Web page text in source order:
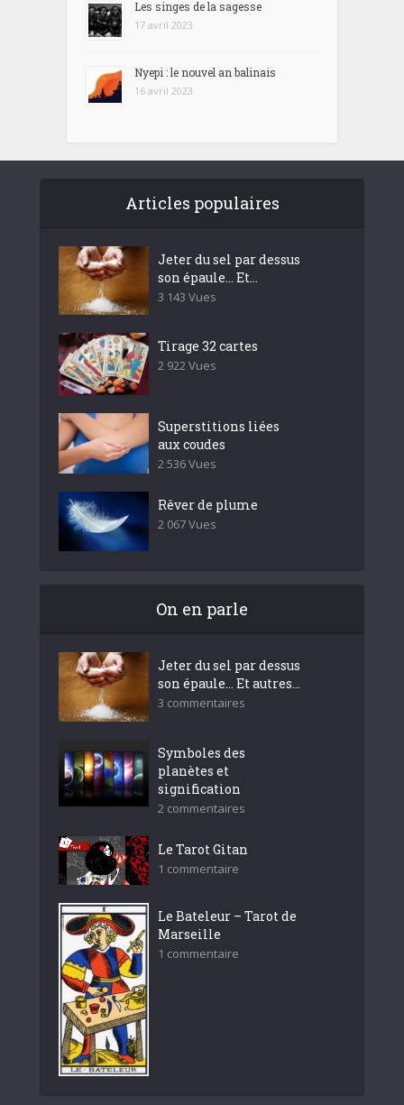
Les singes de la sagesse
17 avril 2023
Nyepi : le nouvel an balinais
16 avril 2023
Articles populaires
Jeter du sel par dessus
son épaule… Et...
3 143 Vues
Tirage 32 cartes
2 922 Vues
Superstitions liées
aux coudes
2 536 Vues
Rêver de plume
2 067 Vues
On en parle
Jeter du sel par dessus
son épaule… Et autres...
3 commentaires
Symboles des
planètes et
signification
2 commentaires
Le Tarot Gitan
1 commentaire
Le Bateleur – Tarot de
Marseille
1 commentaire